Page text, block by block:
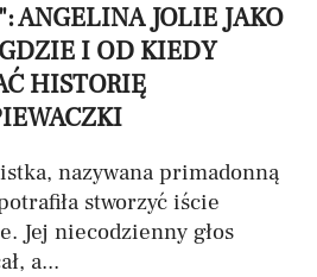
ANGELINA JOLIE JAKO
I OD KIEDY
HISTORIĘ
nazywana primadonną
stworzyć iście
Jej niecodzienny głos
a...